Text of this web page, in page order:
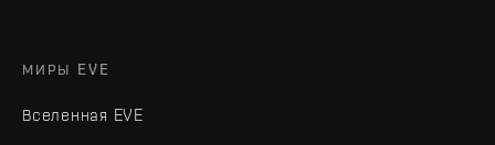
МИРЫ EVE
Вселенная EVE